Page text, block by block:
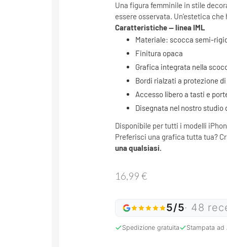
Una figura femminile in stile
essere osservata. Un’estetica
Caratteristiche — linea IML
Materiale: scocca semi-
Finitura opaca
Grafica integrata nella
Bordi rialzati a protezione
Accesso libero a tasti e
Disegnata nel nostro
Disponibile per tutti i modelli
Preferisci una grafica tutta tua?
una qualsiasi.
16,99 €
5/5· 48
Spedizione gratuita Stampata ad